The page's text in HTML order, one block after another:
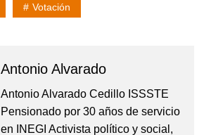
Votación
Antonio Alvarado
Antonio Alvarado Cedillo ISSSTE
Pensionado por 30 años de servicio
en INEGI Activista político y social,